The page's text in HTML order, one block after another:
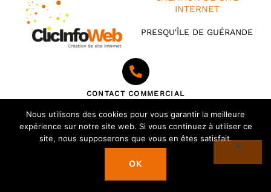
INTERNET
PRESQU'ÎLE DE GUÉRANDE
CONTACT COMMERCIAL
On nous a cherché sur internet - >
Optimiser votre présence en ligne Qui sommes-nous ?
Nous utilisons des cookies pour vous garantir la meilleure
expérience sur notre site web. Si vous continuez à utiliser ce
site, nous supposerons que vous en êtes satisfait.
OK